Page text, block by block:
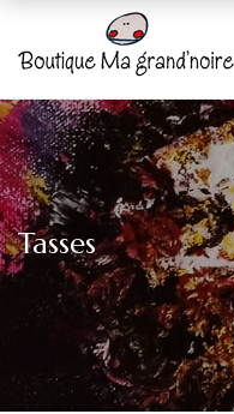
Tasses